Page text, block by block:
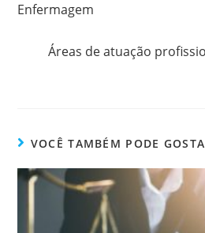
Enfermagem
Áreas de atuação
VOCÊ TAMBÉM PODE